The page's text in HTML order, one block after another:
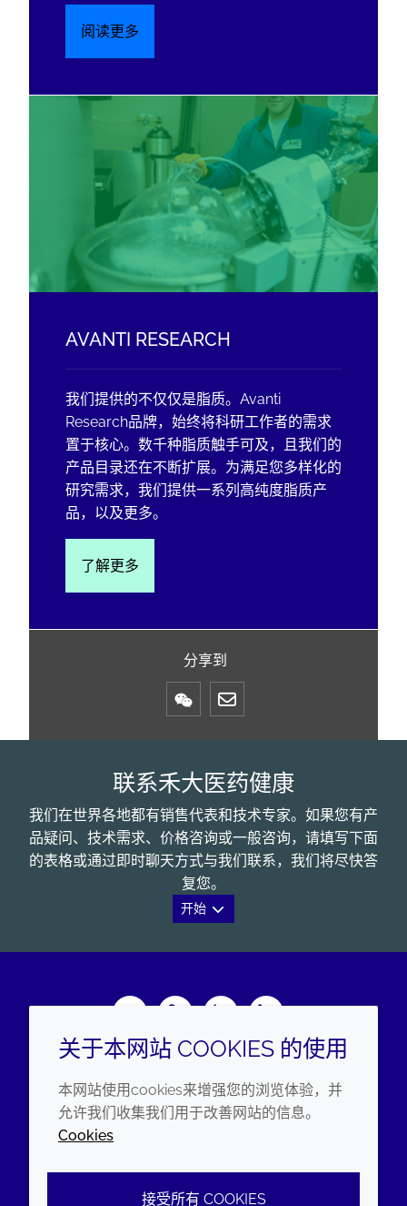
阅读更多
AVANTI RESEARCH
我们提供的不仅仅是脂质。Avanti
Research品牌，始终将科研工作者的需求
置于核心。数千种脂质触手可及，且我们的
产品目录还在不断扩展。为满足您多样化的
研究需求，我们提供一系列高纯度脂质产
品，以及更多。
了解更多
分享到
Mail
联系禾大医药健康
我们在世界各地都有销售代表和技术专家。如果您有产
品疑问、技术需求、价格咨询或一般咨询，请填写下面
的表格或通过即时聊天方式与我们联系，我们将尽快答
复您。
开始
企业
年度报告
可持续发展报告
禾大集团
法律信息
条款和条件
可访问性声明
关于本网站 COOKIES 的使用
本网站使用cookies来增强您的浏览体验，并
允许我们收集我们用于改善网站的信息。
Cookies
接受所有 COOKIES